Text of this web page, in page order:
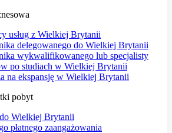
usług z Wielkiej Brytanii
delegowanego do Wielkiej Brytanii
wykwalifikowanego lub specjalisty
po studiach w Wielkiej Brytanii
na ekspansję w Wielkiej Brytanii
pobyt
Wielkiej Brytanii
płatnego zaangażowania